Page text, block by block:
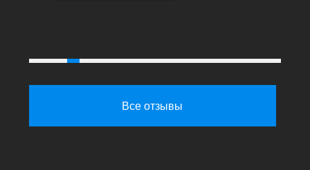
Все отзывы